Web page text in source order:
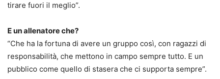
tirare fuori il meglio”.
E un allenatore che?
“Che ha la fortuna di avere un gruppo così, con ragazzi di
responsabilità, che mettono in campo sempre tutto. E un
pubblico come quello di stasera che ci supporta sempre”.